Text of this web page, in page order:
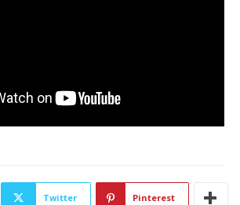
Twitter Pinterest